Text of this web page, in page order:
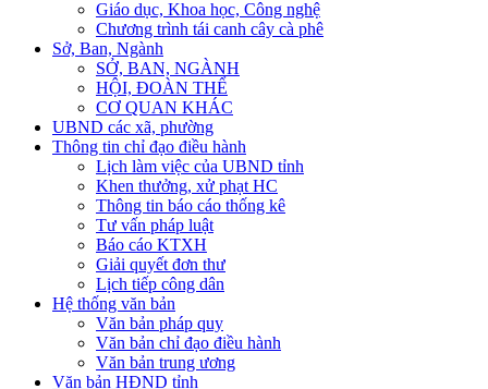
Giáo dục, Khoa học, Công nghệ
Chương trình tái canh cây cà phê
Sở, Ban, Ngành
SỞ, BAN, NGÀNH
HỘI, ĐOÀN THỂ
CƠ QUAN KHÁC
UBND các xã, phường
Thông tin chỉ đạo điều hành
Lịch làm việc của UBND tỉnh
Khen thưởng, xử phạt HC
Thông tin báo cáo thống kê
Tư vấn pháp luật
Báo cáo KTXH
Giải quyết đơn thư
Lịch tiếp công dân
Hệ thống văn bản
Văn bản pháp quy
Văn bản chỉ đạo điều hành
Văn bản trung ương
Văn bản HĐND tỉnh